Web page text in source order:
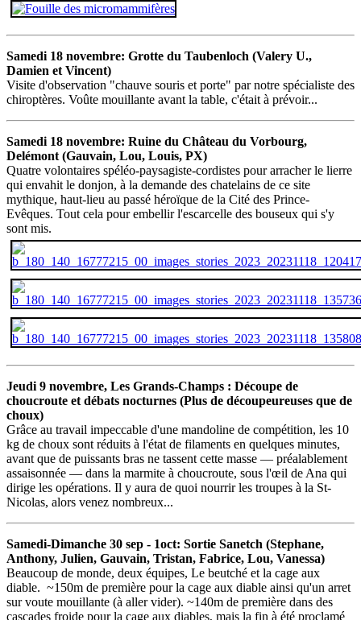
Samedi 18 novembre: Grotte du Taubenloch (Valery U.,
Damien et Vincent)
Visite d'observation "chauve souris et porte" par notre spécialiste des
chiroptères. Voûte mouillante avant la table, c'était à prévoir...
Samedi 18 novembre: Ruine du Château du Vorbourg,
Delémont (Gauvain, Lou, Louis, PX)
Quatre volontaires spéléo-paysagiste-cordistes pour arracher le lierre
qui envahit le donjon, à la demande des chatelains de ce site
mythique, haut-lieu au passé héroïque de la Cité des Prince-
Evêques. Tout cela pour embellir l'escarcelle des bouseux qui s'y
sont mis.
Jeudi 9 novembre, Les Grands-Champs : Découpe de
choucroute et débats nocturnes (Plus de découpeureuses que de
choux)
Grâce au travail impeccable d'une mandoline de compétition, les 10
kg de choux sont réduits à l'état de filaments en quelques minutes,
avant que de puissants bras ne tassent cette masse — préalablement
assaisonnée — dans la marmite à choucroute, sous l'œil de Ana qui
dirige les opérations. Il y aura de quoi nourrir les troupes à la St-
Nicolas, alors venez nombreux...
Samedi-Dimanche 30 sep - 1oct: Sortie Sanetch (Stephane,
Anthony, Julien, Gauvain, Tristan, Fabrice, Lou, Vanessa)
Beaucoup de monde, deux équipes, Le beutché et la cage aux
diable. ~150m de première pour la cage aux diable ainsi qu'un arret
sur voute mouillante (à aller vider). ~140m de première dans des
cascades froide pour la cage aux diables, mais la fin à été proclamé